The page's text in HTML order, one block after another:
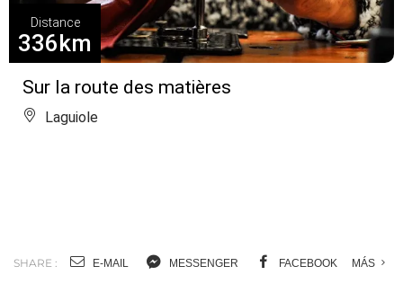
Sur la route des matières
Distance
336km
Laguiole
SHARE : E-MAIL MESSENGER FACEBOOK MÁS